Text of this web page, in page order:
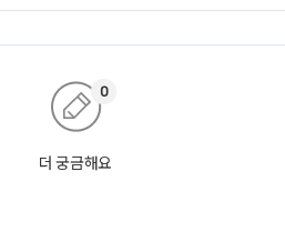
더 궁금해요
0